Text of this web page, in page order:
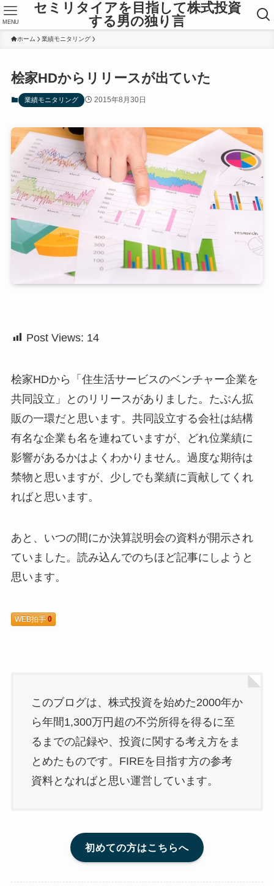
セミリタイアを目指して株式投資
する男の独り言
MENU
ホーム 業績モニタリング
桧家HDからリリースが出ていた
業績モニタリング 2015年8月30日
Post Views: 14
桧家HDから「住生活サービスのベンチャー企業を
共同設立」とのリリースがありました。たぶん拡
販の一環だと思います。共同設立する会社は結構
有名な企業も名を連ねていますが、どれ位業績に
影響があるかはよくわかりません。過度な期待は
禁物と思いますが、少しでも業績に貢献してくれ
ればと思います。
あと、いつの間にか決算説明会の資料が開示され
ていました。読み込んでのちほど記事にしようと
思います。
WEB拍手 0
このブログは、株式投資を始めた2000年か
ら年間1,300万円超の不労所得を得るに至
るまでの記録や、投資に関する考え方をま
とめたものです。FIREを目指す方の参考
資料となればと思い運営しています。
初めての方はこちらへ